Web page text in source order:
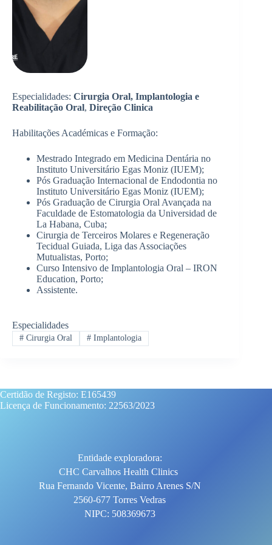
Especialidades: Cirurgia Oral, Implantologia e
Reabilitação Oral, Direção Clinica
Habilitações Académicas e Formação:
Mestrado Integrado em Medicina Dentária no
Instituto Universitário Egas Moniz (IUEM);
Pós Graduação Internacional de Endodontia no
Instituto Universitário Egas Moniz (IUEM);
Pós Graduação de Cirurgia Oral Avançada na
Faculdade de Estomatologia da Universidad de
La Habana, Cuba;
Cirurgia de Terceiros Molares e Regeneração
Tecidual Guiada, Liga das Associações
Mutualistas, Porto;
Curso Intensivo de Implantologia Oral – IRON
Education, Porto;
Assistente.
Especialidades
#Cirurgia Oral #Implantologia
Certidão de Registo: E165439
Licença de Funcionamento: 22563/2023
Entidade exploradora:
CHC Carvalhos Health Clinics
Rua Fernando Vicente, Bairro Arenes S/N
2560-677 Torres Vedras
NIPC: 508369673